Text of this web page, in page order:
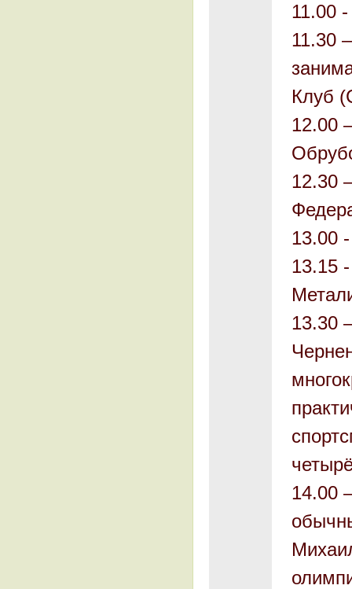
11.00
11.30
Клуб
12.00
12.30
13.00
13.15
13.30
14.00